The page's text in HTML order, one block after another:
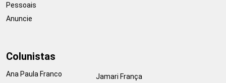
Pessoais
Anuncie
Colunistas
Ana Paula Franco
Jamari França